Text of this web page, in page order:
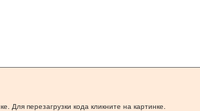
Для перезагрузки кода кликните на картинке.